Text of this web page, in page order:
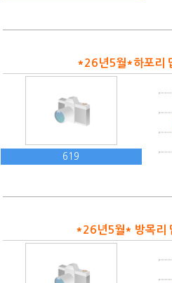
*26년5월*하포리
619
*26년5월* 방목리